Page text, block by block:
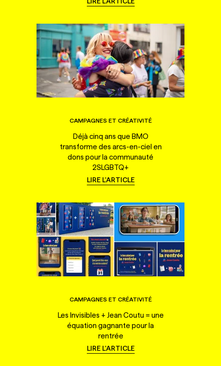
CAMPAGNES ET CRÉATIVITÉ
Déjà cinq ans que BMO
transforme des arcs-en-ciel en
dons pour la communauté
2SLGBTQ+
LIRE L'ARTICLE
CAMPAGNES ET CRÉATIVITÉ
Les Invisibles + Jean Coutu = une
équation gagnante pour la
rentrée
LIRE L'ARTICLE